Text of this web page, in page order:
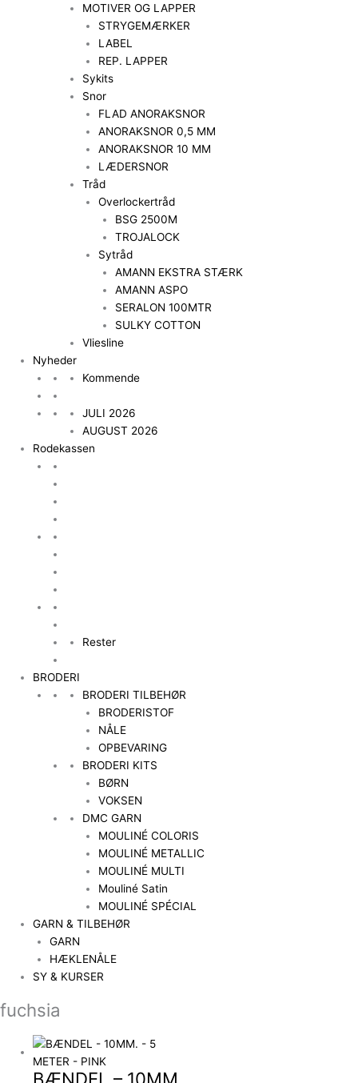
MOTIVER OG LAPPER
STRYGEMÆRKER
LABEL
REP. LAPPER
Sykits
Snor
FLAD ANORAKSNOR
ANORAKSNOR 0,5 MM
ANORAKSNOR 10 MM
LÆDERSNOR
Tråd
Overlockertråd
BSG 2500M
TROJALOCK
Sytråd
AMANN EKSTRA STÆRK
AMANN ASPO
SERALON 100MTR
SULKY COTTON
Vliesline
Nyheder
Kommende
JULI 2026
AUGUST 2026
Rodekassen
Rester
BRODERI
BRODERI TILBEHØR
BRODERISTOF
NÅLE
OPBEVARING
BRODERI KITS
BØRN
VOKSEN
DMC GARN
MOULINÉ COLORIS
MOULINÉ METALLIC
MOULINÉ MULTI
Mouliné Satin
MOULINÉ SPÉCIAL
GARN & TILBEHØR
GARN
HÆKLENÅLE
SY & KURSER
fuchsia
BÆNDEL – 10MM.